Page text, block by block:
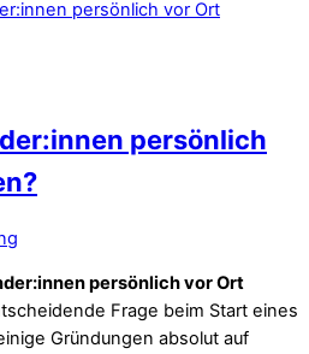
persönlich
persönlich vor Ort
Frage beim Start eines
Gründungen absolut auf